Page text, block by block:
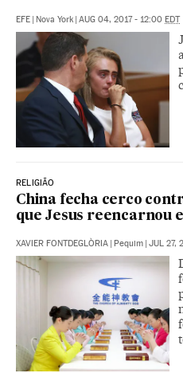
EFE | Nova York | AUG 04, 2017 - 12:00 EDT
RELIGIÃO
China fecha cerco
que Jesus reencarnou
XAVIER FONTDEGLÒRIA | Pequim | JUL 27,